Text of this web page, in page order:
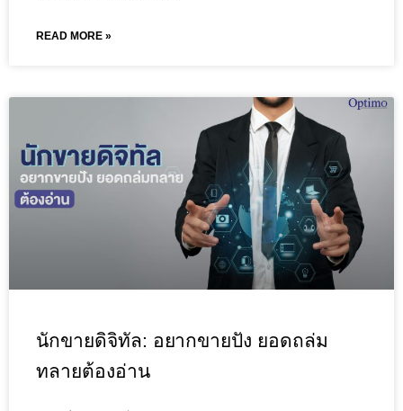
READ MORE »
นักขายดิจิทัล: อยากขายปัง ยอดถล่ม
ทลายต้องอ่าน